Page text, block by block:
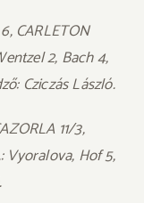
CARLETON
2, Bach 4,
Cziczás László.
11/3,
Vyoralova, Hof 5,